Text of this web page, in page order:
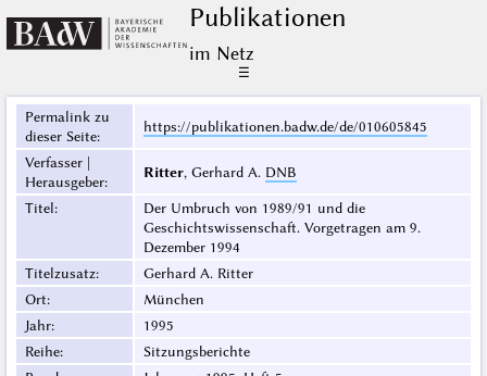
Publikationen
im Netz
☰
Permalink zu
dieser Seite:
https://publikationen.badw.de/de/010605845
Verfasser |
Herausgeber:
Ritter, Gerhard A. DNB
Titel:
Der Umbruch von 1989/91 und die
Geschichtswissenschaft. Vorgetragen am 9.
Dezember 1994
Titelzusatz:
Gerhard A. Ritter
Ort:
München
Jahr:
1995
Reihe:
Sitzungsberichte